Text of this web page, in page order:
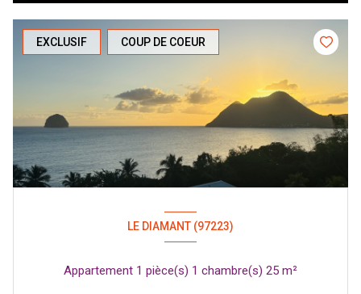
EXCLUSIF COUP DE COEUR
LE DIAMANT (97223)
Appartement 1 pièce(s) 1 chambre(s) 25 m²